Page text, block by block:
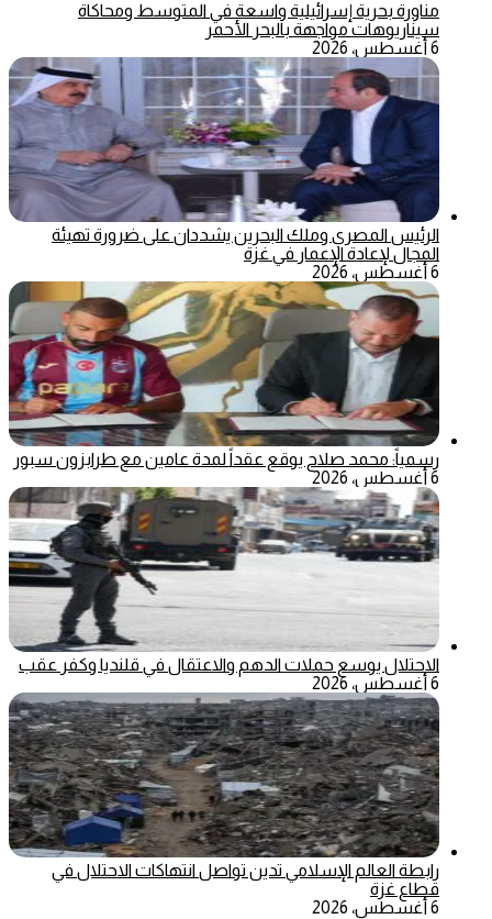
مناورة بحرية إسرائيلية واسعة في المتوسط ومحاكاة
سيناريوهات مواجهة بالبحر الأحمر
6 أغسطس، 2026
الرئيس المصري وملك البحرين يشددان على ضرورة تهيئة
المجال لإعادة الإعمار في غزة
6 أغسطس، 2026
رسمياً: محمد صلاح يوقع عقداً لمدة عامين مع طرابزون سبور
6 أغسطس، 2026
الاحتلال يوسع حملات الدهم والاعتقال في قلنديا وكفر عقب
6 أغسطس، 2026
رابطة العالم الإسلامي تدين تواصل انتهاكات الاحتلال في
قطاع غزة
6 أغسطس، 2026